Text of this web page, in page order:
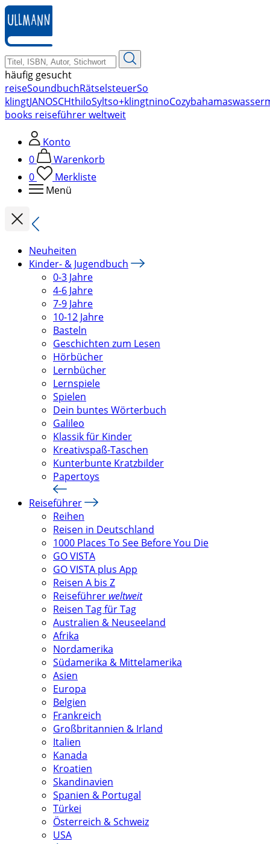
zum
Hauptinhalt
springen
häufig gesucht
reiseSoundbuchRätselsteuerSo
klingtJANOSCHthiloSyltso+klingtninoCozybahamas
books reiseführer weltweit
Konto
0
Warenkorb
0
Merkliste
Menü
Neuheiten
Kinder- & Jugendbuch
0-3 Jahre
4-6 Jahre
7-9 Jahre
10-12 Jahre
Basteln
Geschichten zum Lesen
Hörbücher
Lernbücher
Lernspiele
Spielen
Dein buntes Wörterbuch
Galileo
Klassik für Kinder
Kreativspaß-Taschen
Kunterbunte Kratzbilder
Papertoys
Reiseführer
Reihen
Reisen in Deutschland
1000 Places To See Before You Die
GO VISTA
GO VISTA plus App
Reisen A bis Z
Reiseführer weltweit
Reisen Tag für Tag
Australien & Neuseeland
Afrika
Nordamerika
Südamerika & Mittelamerika
Asien
Europa
Belgien
Frankreich
Großbritannien & Irland
Italien
Kanada
Kroatien
Skandinavien
Spanien & Portugal
Türkei
Österreich & Schweiz
USA